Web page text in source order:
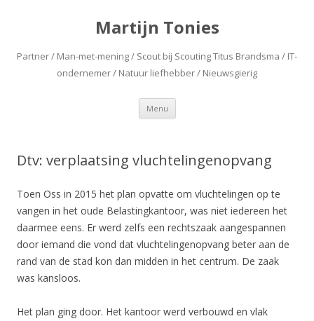
Martijn Tonies
Partner / Man-met-mening / Scout bij Scouting Titus Brandsma / IT-
ondernemer / Natuur liefhebber / Nieuwsgierig
Menu Spring naar de inhoud
Dtv: verplaatsing vluchtelingenopvang
Toen Oss in 2015 het plan opvatte om vluchtelingen op te
vangen in het oude Belastingkantoor, was niet iedereen het
daarmee eens. Er werd zelfs een rechtszaak aangespannen
door iemand die vond dat vluchtelingenopvang beter aan de
rand van de stad kon dan midden in het centrum. De zaak
was kansloos.
Het plan ging door. Het kantoor werd verbouwd en vlak